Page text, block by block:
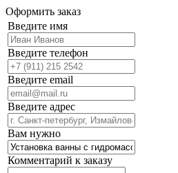
Оформить заказ
Введите имя
Введите телефон
Введите email
Введите адрес
Вам нужно
Комментарий к заказу